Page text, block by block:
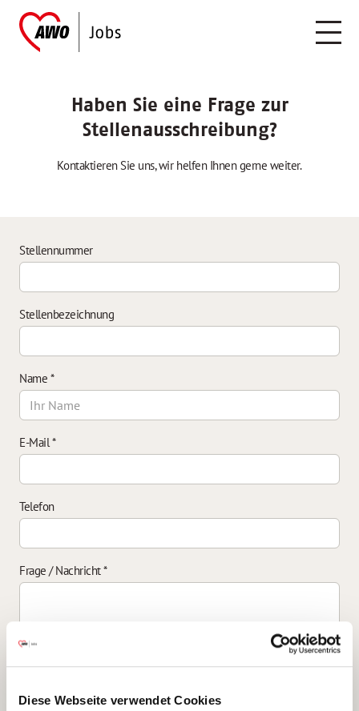
Diese Webseite verwendet Cookies
Haben Sie eine Frage zur
Stellenausschreibung?
Kontaktieren Sie uns, wir helfen Ihnen gerne weiter.
Stellennummer
Stellenbezeichnung
Name *
E-Mail*
Telefon
Frage / Nachricht*